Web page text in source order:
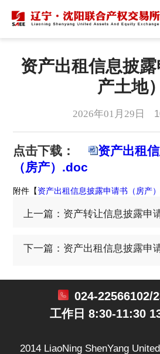
资产出租信息披
产土地）
2026年01月29日
点击下载：
资产出租
（房产）.doc
附件【资产出租信息披露申请书（房产
上一篇：资产转让信息披露申
下一篇：资产出租信息披露申
024-22566102/
工作日 8:30-11:30
2014 LiaoNing ShenYang